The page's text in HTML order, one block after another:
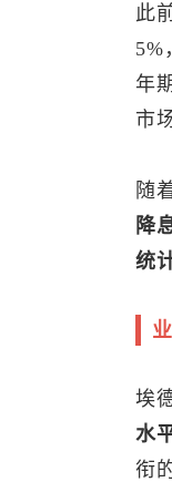
此
5%
年
市
随
降
统
埃
水
衔